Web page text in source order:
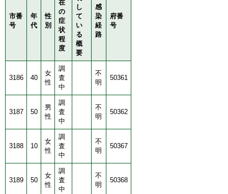
市番
号
年
代
性
別
在
の
症
状
程
度
し
て
い
る
概
要
感
染
経
路
府番
号
3186 40
女
性
調
査
中
不
明
50361
3187 50
男
性
調
査
中
不
明
50362
3188 10
女
性
調
査
中
不
明
50367
3189 50
女
性
調
査
中
不
明
50368